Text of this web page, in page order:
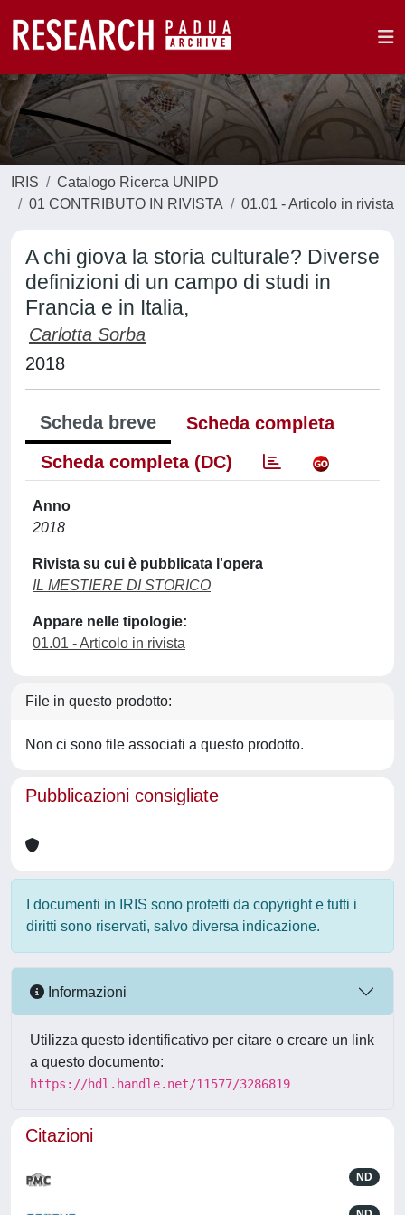
IRIS
Catalogo Ricerca UNIPD
01 CONTRIBUTO IN RIVISTA
01.01 - Articolo in rivista
A chi giova la storia culturale? Diverse
definizioni di un campo di studi in
Francia e in Italia,
Carlotta Sorba
2018
Scheda breve
Scheda completa
Scheda completa (DC)
Anno
2018
Rivista su cui è pubblicata l'opera
IL MESTIERE DI STORICO
Appare nelle tipologie:
01.01 - Articolo in rivista
File in questo prodotto:
Non ci sono file associati a questo prodotto.
Pubblicazioni consigliate
I documenti in IRIS sono protetti da copyright e tutti i
diritti sono riservati, salvo diversa indicazione.
Informazioni
Utilizza questo identificativo per citare o creare un link
a questo documento:
https://hdl.handle.net/11577/3286819
Citazioni
ND